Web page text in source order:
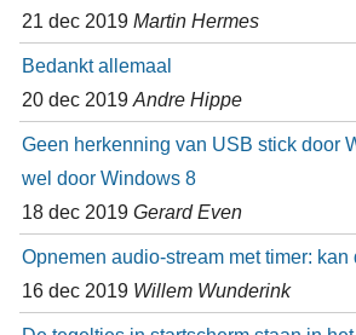
21 dec 2019 Martin Hermes
Bedankt allemaal
20 dec 2019 Andre Hippe
Geen herkenning van USB stick door
wel door Windows 8
18 dec 2019 Gerard Even
Opnemen audio-stream met timer: kan
16 dec 2019 Willem Wunderink